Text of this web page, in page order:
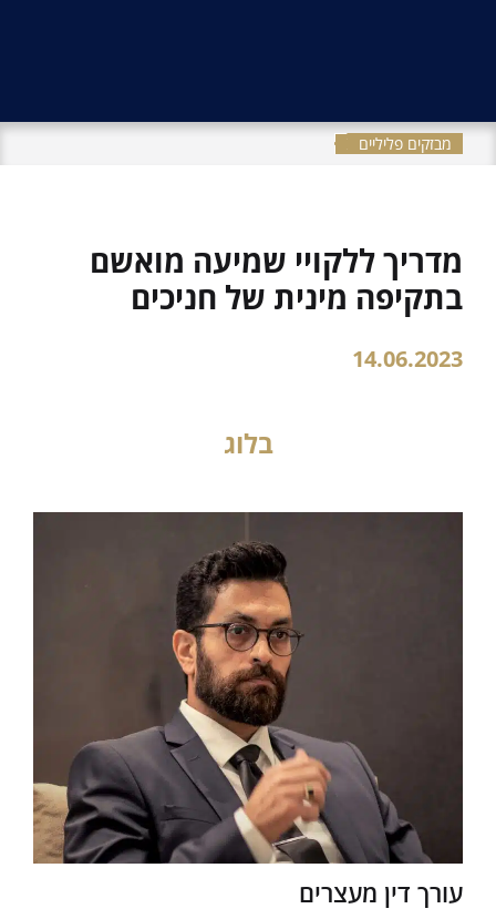
מבזקים פליליים
בלוג
עורך דין מעצרים
מדריך ללקויי שמיעה מואשם
בתקיפה מינית של חניכים
14.06.2023